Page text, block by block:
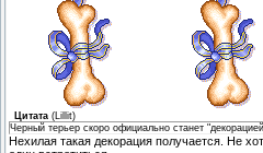
Цитата (Lillit)
Черный терьер скоро официально станет
Нехилая такая декорация получается. Не